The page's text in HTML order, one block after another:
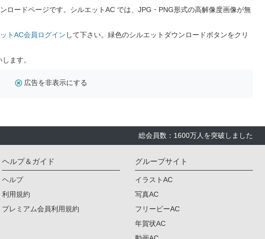
ードページです。シルエットAC では、JPG・PNG形式の高解像度画像が無
トAC会員ログイン して下さい。緑色のシルエットダウンロードボタンをクリ
ます。
広告を非表示にする
総会員数：1600万人を突破しました
ヘルプ＆ガイド
ヘルプ
利用規約
プレミアム会員利用規約
グループサイト
イラストAC
写真AC
フリービーAC
年賀状AC